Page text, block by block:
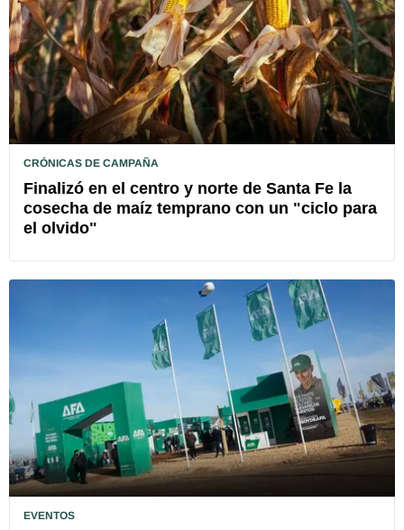
CRÓNICAS DE CAMPAÑA
Finalizó en el centro y norte de Santa Fe la
cosecha de maíz temprano con un "ciclo para
el olvido"
EVENTOS